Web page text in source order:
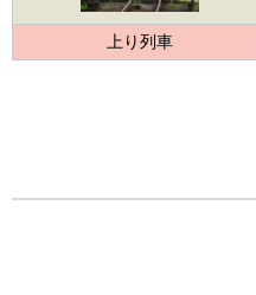
上り列車